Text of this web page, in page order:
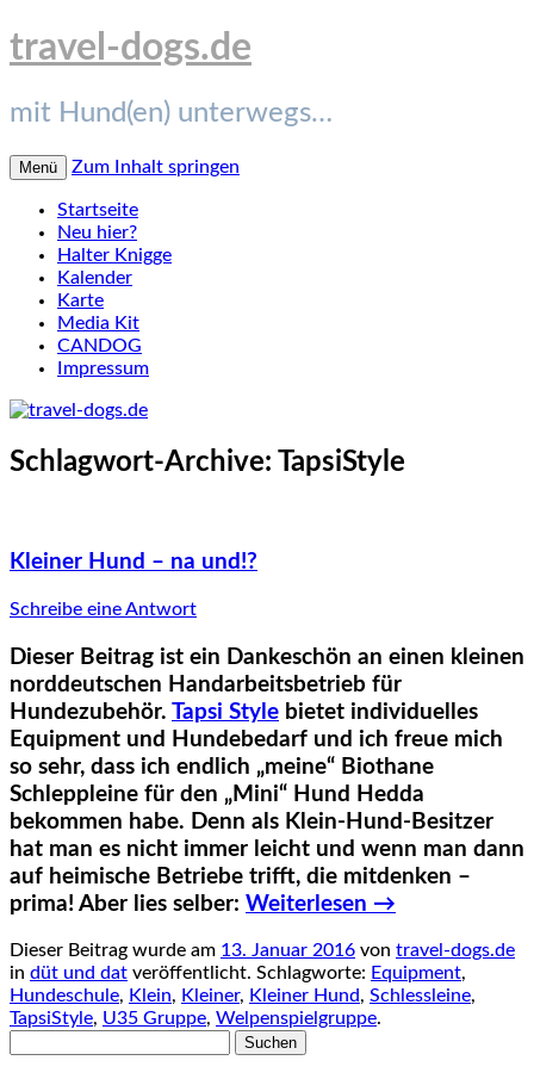
travel-dogs.de
mit Hund(en) unterwegs…
Menü Zum Inhalt springen
Startseite
Neu hier?
Halter Knigge
Kalender
Karte
Media Kit
CANDOG
Impressum
Schlagwort-Archive: TapsiStyle
Kleiner Hund – na und!?
Schreibe eine Antwort
Dieser Beitrag ist ein Dankeschön an einen kleinen
norddeutschen Handarbeitsbetrieb für
Hundezubehör. Tapsi Style bietet individuelles
Equipment und Hundebedarf und ich freue mich
so sehr, dass ich endlich „meine“ Biothane
Schleppleine für den „Mini“ Hund Hedda
bekommen habe. Denn als Klein-Hund-Besitzer
hat man es nicht immer leicht und wenn man dann
auf heimische Betriebe trifft, die mitdenken –
prima! Aber lies selber: Weiterlesen →
Dieser Beitrag wurde am 13. Januar 2016 von travel-dogs.de
in düt und dat veröffentlicht. Schlagworte: Equipment,
Hundeschule, Klein, Kleiner, Kleiner Hund, Schlessleine,
TapsiStyle, U35 Gruppe, Welpenspielgruppe.